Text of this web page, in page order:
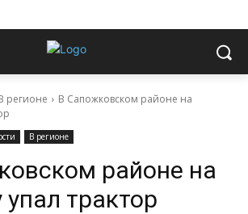
регионе
В Сапожковском районе на
В регионе
районе на
трактор